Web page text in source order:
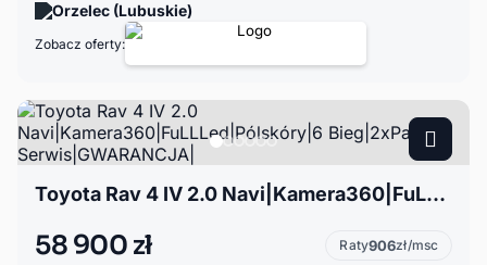
Orzelec (Lubuskie)
Zobacz oferty:
Toyota Rav 4 IV 2.0 Navi|Kamera360|FuLLLed|Pólskóry|6 Bieg|2xPark| Serwis|GWARANCJA|
58 900 zł Raty906zł/msc